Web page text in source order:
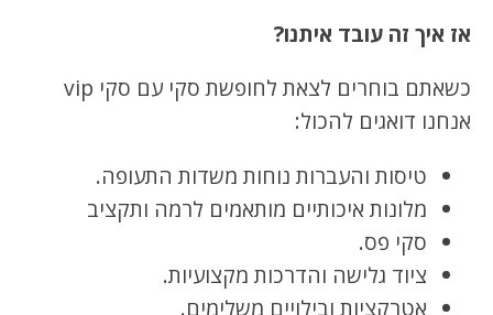
אז איך זה עובד איתנו?
כשאתם בוחרים לצאת לחופשת סקי עם סקי vip
אנחנו דואגים להכול:
טיסות והעברות נוחות משדות התעופה.
מלונות איכותיים מותאמים לרמה ותקציב
סקי פס.
ציוד גלישה והדרכות מקצועיות.
אטרקציות ובילויים משלימים.